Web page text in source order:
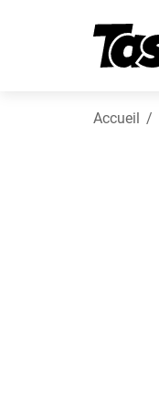
Accueil